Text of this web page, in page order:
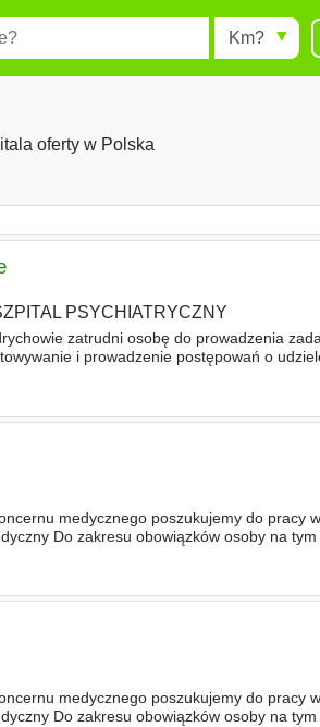
Radius
oferty w Polska
PSYCHIATRYCZNY
zatrudni osobę do prowadzenia
i prowadzenie postępowań o
medycznego poszukujemy do pracy
Do zakresu obowiązków osoby na tym
medycznego poszukujemy do pracy
Do zakresu obowiązków osoby na tym